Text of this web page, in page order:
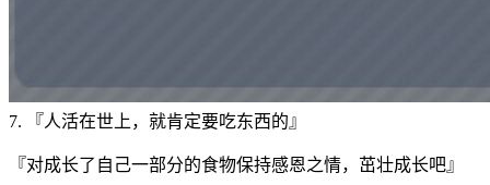
7. 『人活在世上，就肯定要吃东西的』
『对成长了自己一部分的食物保持感恩之情，茁壮成长吧』